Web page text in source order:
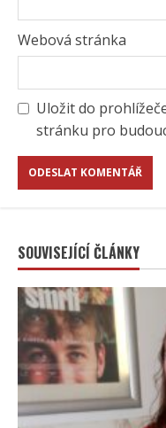
Webová stránka
Uložit do
stránku pro
SOUVISEJÍCÍ ČLÁNKY